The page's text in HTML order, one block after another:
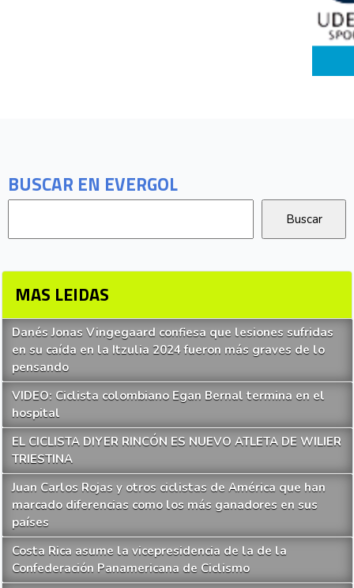
BUSCAR EN EVERGOL
MAS LEIDAS
Danés Jonas Vingegaard confiesa que lesiones sufridas
en su caída en la Itzulia 2024 fueron más graves de lo
pensando
VIDEO: Ciclista colombiano Egan Bernal termina en el
hospital
EL CICLISTA DIYER RINCÓN ES NUEVO ATLETA DE WILIER
TRIESTINA
Juan Carlos Rojas y otros ciclistas de América que han
marcado diferencias como los más ganadores en sus
países
Costa Rica asume la vicepresidencia de la de la
Confederación Panamericana de Ciclismo